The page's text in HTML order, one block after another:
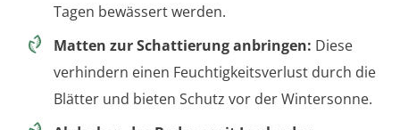
Tagen bewässert werden.
Matten zur Schattierung anbringen: Diese
verhindern einen Feuchtigkeitsverlust durch die
Blätter und bieten Schutz vor der Wintersonne.